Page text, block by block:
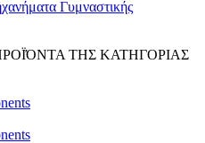
Γυμναστικής
ΤΗΣ ΚΑΤΗΓΟΡΙΑΣ